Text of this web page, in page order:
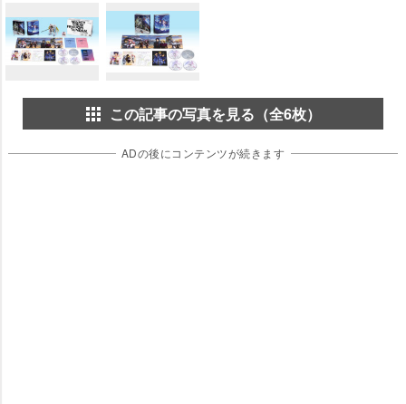
この記事の写真を見る（全6枚）
ADの後にコンテンツが続きます